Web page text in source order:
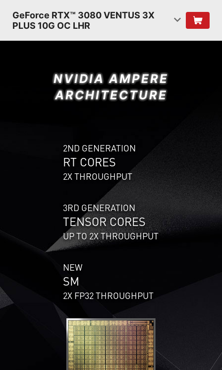
GeForce RTX™ 3080 VENTUS 3X
PLUS 10G OC LHR
NVIDIA AMPERE
ARCHITECTURE
2ND GENERATION
RT CORES
2X THROUGHPUT
3RD GENERATION
TENSOR CORES
UP TO 2X THROUGHPUT
NEW
SM
2X FP32 THROUGHPUT